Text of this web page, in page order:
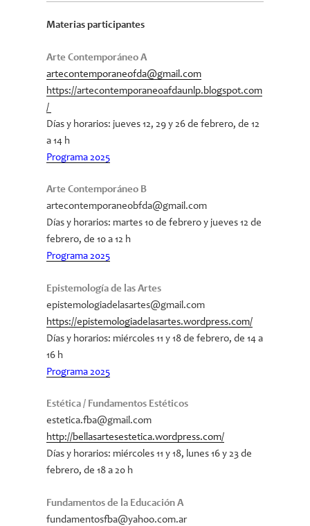
Materias participantes
Arte Contemporáneo A
artecontemporaneofda@gmail.com
https://artecontemporaneoafdaunlp.blogspot.com
/
Días y horarios: jueves 12, 29 y 26 de febrero, de 12
a 14 h
Programa 2025
Arte Contemporáneo B
artecontemporaneobfda@gmail.com
Días y horarios: martes 10 de febrero y jueves 12 de
febrero, de 10 a 12 h
Programa 2025
Epistemología de las Artes
epistemologiadelasartes@gmail.com
https://epistemologiadelasartes.wordpress.com/
Días y horarios: miércoles 11 y 18 de febrero, de 14 a
16 h
Programa 2025
Estética / Fundamentos Estéticos
estetica.fba@gmail.com
http://bellasartesestetica.wordpress.com/
Días y horarios: miércoles 11 y 18, lunes 16 y 23 de
febrero, de 18 a 20 h
Fundamentos de la Educación A
fundamentosfba@yahoo.com.ar